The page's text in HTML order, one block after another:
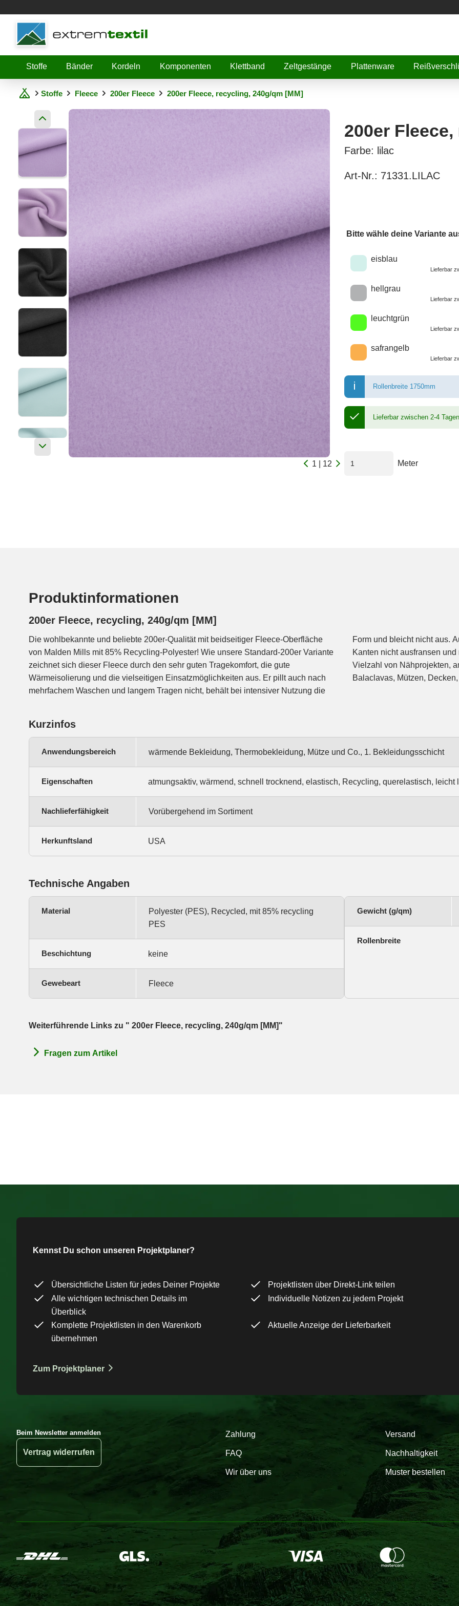
Shopware
Stoffe
Bänder Kordeln Komponenten Klettband Zeltgestänge Plattenware
Stoffe Fleece 200er Fleece 200er Fleece, recycling, 240g/qm [MM]
1 | 12
200er
Farbe: lilac
Art-Nr.: 71331.LILAC
Bitte wähle deine Variante
Wähle eine Farbe
eisblau
Lieferbar
hellgrau
Lieferbar
leuchtgrün
Lieferbar
safrangelb
Lieferbar
Rollenbreite 1750mm
Lieferbar zwischen 2-4 Tagen
Meter
Produktinformationen
200er Fleece, recycling, 240g/qm [MM]
Die wohlbekannte und beliebte 200er-Qualität mit beidseitiger Fleece-Oberfläche
von Malden Mills mit 85% Recycling-Polyester! Wie unsere Standard-200er Variante
zeichnet sich dieser Fleece durch den sehr guten Tragekomfort, die gute
Wärmeisolierung und die vielseitigen Einsatzmöglichkeiten aus. Er pillt auch nach
mehrfachem Waschen und langem Tragen nicht, behält bei intensiver Nutzung die
Form und bleicht nicht aus. Außerdem lässt er sich einfach verarbeiten, da die
Kanten nicht ausfransen und nicht eingefasst werden müssen. Perfekt also für eine
Vielzahl von Nähprojekten, angefangen bei Jacken, Pullovern und Hosen bis hin zu
Balaclavas, Mützen,
Kurzinfos
Anwendungsbereich wärmende Bekleidung, Thermobekleidung, Mütze und Co., 1. Bekleidungsschicht
Eigenschaften atmungsaktiv, wärmend, schnell trocknend, elastisch, Recycling, querelastisch,
Nachlieferfähigkeit Vorübergehend im Sortiment
Herkunftsland USA
Technische Angaben
Material
Polyester (PES), Recycled, mit 85% recycling
PES
Beschichtung keine
Gewebeart Fleece
Gewicht (g/qm)
Rollenbreite
Weiterführende Links zu " 200er Fleece, recycling, 240g/qm [MM]"
Fragen zum Artikel
Kennst Du schon unseren Projektplaner?
Übersichtliche Listen für jedes Deiner Projekte
Projektlisten über Direkt-Link teilen
Alle wichtigen technischen Details im
Überblick
Individuelle Notizen zu jedem Projekt
Komplette Projektlisten in den Warenkorb
übernehmen
Aktuelle Anzeige der Lieferbarkeit
Zum Projektplaner
Beim Newsletter anmelden
Vertrag widerrufen
Zahlung Versand
FAQ Nachhaltigkeit
Wir über uns Muster bestellen